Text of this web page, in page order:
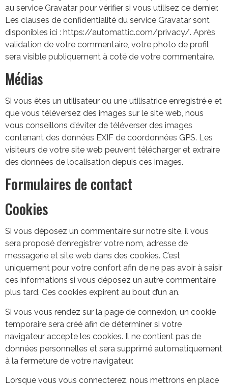
au service Gravatar pour vérifier si vous utilisez ce dernier.
Les clauses de confidentialité du service Gravatar sont
disponibles ici : https://automattic.com/privacy/. Après
validation de votre commentaire, votre photo de profil
sera visible publiquement à coté de votre commentaire.
Médias
Si vous êtes un utilisateur ou une utilisatrice enregistré·e et
que vous téléversez des images sur le site web, nous
vous conseillons d’éviter de téléverser des images
contenant des données EXIF de coordonnées GPS. Les
visiteurs de votre site web peuvent télécharger et extraire
des données de localisation depuis ces images.
Formulaires de contact
Cookies
Si vous déposez un commentaire sur notre site, il vous
sera proposé d’enregistrer votre nom, adresse de
messagerie et site web dans des cookies. C’est
uniquement pour votre confort afin de ne pas avoir à saisir
ces informations si vous déposez un autre commentaire
plus tard. Ces cookies expirent au bout d’un an.
Si vous vous rendez sur la page de connexion, un cookie
temporaire sera créé afin de déterminer si votre
navigateur accepte les cookies. Il ne contient pas de
données personnelles et sera supprimé automatiquement
à la fermeture de votre navigateur.
Lorsque vous vous connecterez, nous mettrons en place